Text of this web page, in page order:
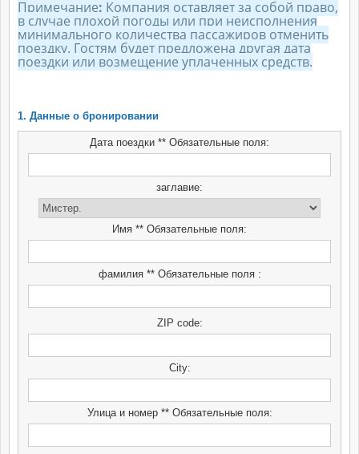
Примечание: Компания оставляет за собой право,
в случае плохой погоды или при неисполнения
минимального количества пассажиров отменить
поездку. Гостям будет предложена другая дата
поездки или возмещение уплаченных средств.
1. Данные о бронировании
Дата поездки ** Обязательные поля:
заглавие:
Имя ** Обязательные поля:
фамилия ** Обязательные поля :
ZIP code:
City:
Улица и номер ** Обязательные поля: